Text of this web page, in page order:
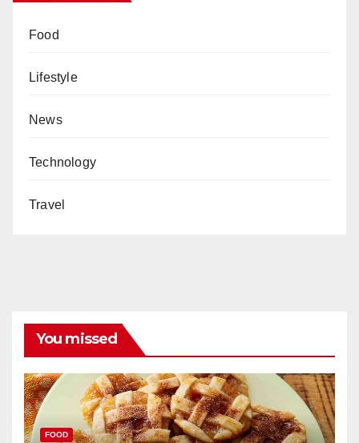
Food
Lifestyle
News
Technology
Travel
You missed
FOOD